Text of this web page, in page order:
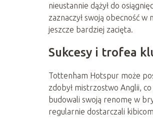
nieustannie dążył do
zaznaczył swoją obecność w
jeszcze bardziej zacięta.
Sukcesy i trofea
Tottenham Hotspur może
zdobył mistrzostwo Anglii, co
budowali swoją renomę w
regularnie dostarczali